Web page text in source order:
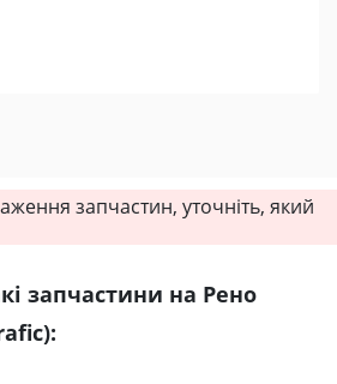
запчастин, уточніть, який
запчастини на Рено